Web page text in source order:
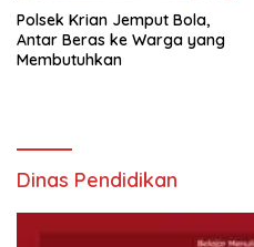
Polsek Krian Jemput Bola,
Antar Beras ke Warga yang
Membutuhkan
Dinas Pendidikan